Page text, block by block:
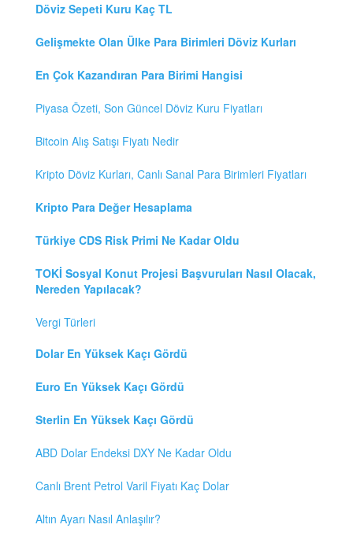
Döviz Sepeti Kuru Kaç TL
Gelişmekte Olan Ülke Para Birimleri Döviz Kurları
En Çok Kazandıran Para Birimi Hangisi
Piyasa Özeti, Son Güncel Döviz Kuru Fiyatları
Bitcoin Alış Satışı Fiyatı Nedir
Kripto Döviz Kurları, Canlı Sanal Para Birimleri Fiyatları
Kripto Para Değer Hesaplama
Türkiye CDS Risk Primi Ne Kadar Oldu
TOKİ Sosyal Konut Projesi Başvuruları Nasıl Olacak,
Nereden Yapılacak?
Vergi Türleri
Dolar En Yüksek Kaçı Gördü
Euro En Yüksek Kaçı Gördü
Sterlin En Yüksek Kaçı Gördü
ABD Dolar Endeksi DXY Ne Kadar Oldu
Canlı Brent Petrol Varil Fiyatı Kaç Dolar
Altın Ayarı Nasıl Anlaşılır?